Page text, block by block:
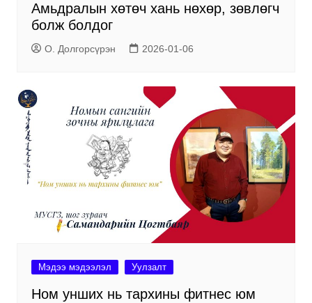
Амьдралын хөтөч хань нөхөр, зөвлөгч
болж болдог
О. Долгорсүрэн 2026-01-06
Мэдээ мэдээлэл Уулзалт
Ном унших нь тархины фитнес юм